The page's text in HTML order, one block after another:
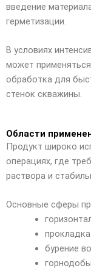
введение
герметизации.
В условиях
может
обработка для
стенок скважины.
Области
Продукт широко
операциях, где
раствора и
Основные сферы
бурение